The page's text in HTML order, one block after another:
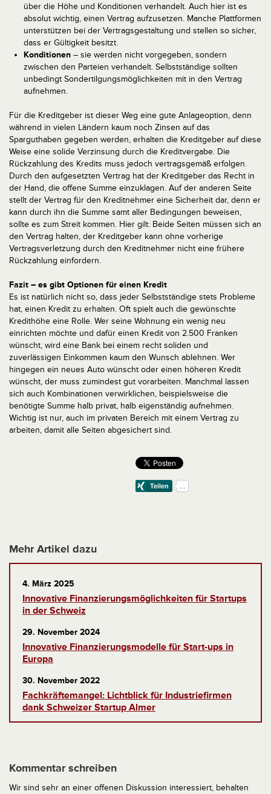
über die Höhe und Konditionen verhandelt. Auch hier ist es
absolut wichtig, einen Vertrag aufzusetzen. Manche Plattformen
unterstützen bei der Vertragsgestaltung und stellen so sicher,
dass er Gültigkeit besitzt.
Konditionen – sie werden nicht vorgegeben, sondern
zwischen den Parteien verhandelt. Selbstständige sollten
unbedingt Sondertilgungsmöglichkeiten mit in den Vertrag
aufnehmen.
Für die Kreditgeber ist dieser Weg eine gute Anlageoption, denn
während in vielen Ländern kaum noch Zinsen auf das
Sparguthaben gegeben werden, erhalten die Kreditgeber auf diese
Weise eine solide Verzinsung durch die Kreditvergabe. Die
Rückzahlung des Kredits muss jedoch vertragsgemäß erfolgen.
Durch den aufgesetzten Vertrag hat der Kreditgeber das Recht in
der Hand, die offene Summe einzuklagen. Auf der anderen Seite
stellt der Vertrag für den Kreditnehmer eine Sicherheit dar, denn er
kann durch ihn die Summe samt aller Bedingungen beweisen,
sollte es zum Streit kommen. Hier gilt: Beide Seiten müssen sich an
den Vertrag halten, der Kreditgeber kann ohne vorherige
Vertragsverletzung durch den Kreditnehmer nicht eine frühere
Rückzahlung einfordern.
Fazit – es gibt Optionen für einen Kredit
Es ist natürlich nicht so, dass jeder Selbstständige stets Probleme
hat, einen Kredit zu erhalten. Oft spielt auch die gewünschte
Kredithöhe eine Rolle. Wer seine Wohnung ein wenig neu
einrichten möchte und dafür einen Kredit von 2.500 Franken
wünscht, wird eine Bank bei einem recht soliden und
zuverlässigen Einkommen kaum den Wunsch ablehnen. Wer
hingegen ein neues Auto wünscht oder einen höheren Kredit
wünscht, der muss zumindest gut vorarbeiten. Manchmal lassen
sich auch Kombinationen verwirklichen, beispielsweise die
benötigte Summe halb privat, halb eigenständig aufnehmen.
Wichtig ist nur, auch im privaten Bereich mit einem Vertrag zu
arbeiten, damit alle Seiten abgesichert sind.
Mehr Artikel dazu
4. März 2025
Innovative Finanzierungsmöglichkeiten für Startups
in der Schweiz
29. November 2024
Innovative Finanzierungsmodelle für Start-ups in
Europa
30. November 2022
Fachkräftemangel: Lichtblick für Industriefirmen
dank Schweizer Startup Almer
Kommentar schreiben
Wir sind sehr an einer offenen Diskussion interessiert, behalten